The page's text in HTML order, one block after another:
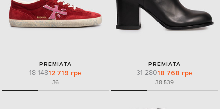
PREMIATA
18 14812 719 грн
36
PREMIATA
31 28018 768 грн
38.539